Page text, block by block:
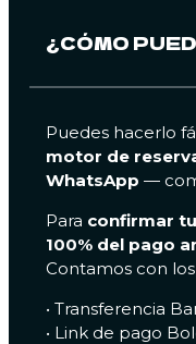
¿CÓMO
Puedes hacerlo
motor de
WhatsApp —
Para confirmar
100% del pago
Contamos con
• Transferencia
• Link de pago